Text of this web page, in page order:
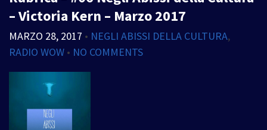
– Victoria Kern – Marzo 2017
MARZO 28, 2017 • NEGLI ABISSI DELLA CULTURA,
RADIO WOW • NO COMMENTS